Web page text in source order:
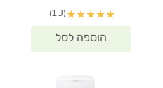
₪136.10.
★
★
★
★
★
(13)